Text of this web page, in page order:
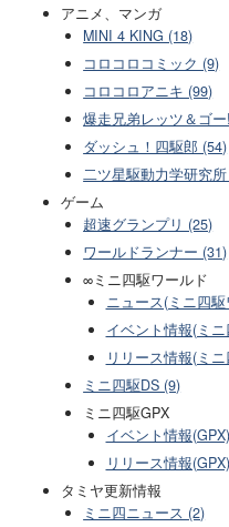
アニメ、マンガ
MINI 4 KING (18)
コロコロコミック (9)
コロコロアニキ (99)
爆走兄弟レッツ＆ゴ
ダッシュ！四駆郎 (54)
二ツ星駆動力学研究
ゲーム
超速グランプリ (25)
ワールドランナー (31)
∞ミニ四駆ワールド
ニュース(ミニ四
イベント情報(ミ
リリース情報(ミ
ミニ四駆DS (9)
ミニ四駆GPX
イベント情報
リリース情報
タミヤ更新情報
ミニ四ニュース (2)